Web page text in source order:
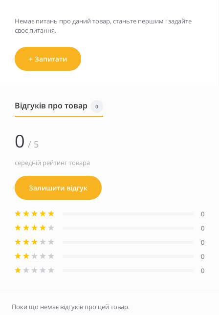
Немає питань про даний товар, станьте першим і задайте
своє питання.
+ Запитати
Відгуків про товар 0
0 / 5
середній рейтинг товара
Залишити відгук
0
0
0
0
0
Поки що немає відгуків про цей товар.